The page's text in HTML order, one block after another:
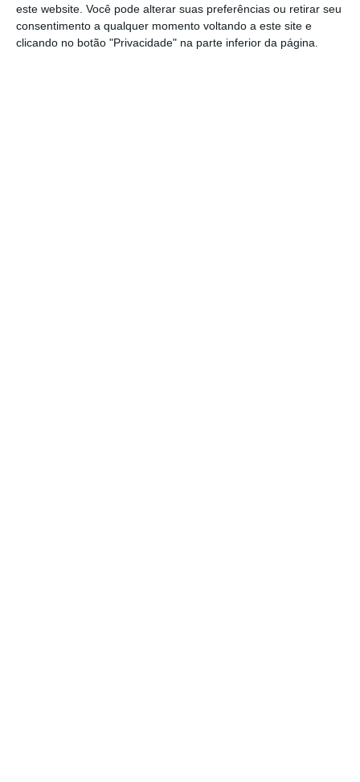
este website. Você pode alterar suas preferências ou retirar seu
consentimento a qualquer momento voltando a este site e
clicando no botão "Privacidade" na parte inferior da página.
A empresa aconselha “a pesquisa por
estação e comboio”, funcionalidade que, à